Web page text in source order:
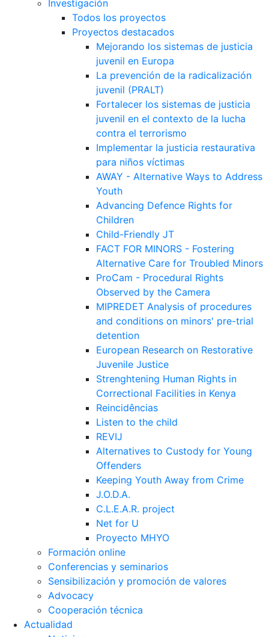
Investigación
Todos los proyectos
Proyectos destacados
Mejorando los sistemas de justicia
juvenil en Europa
La prevención de la radicalización
juvenil (PRALT)
Fortalecer los sistemas de justicia
juvenil en el contexto de la lucha
contra el terrorismo
Implementar la justicia restaurativa
para niños víctimas
AWAY - Alternative Ways to Address
Youth
Advancing Defence Rights for
Children
Child-Friendly JT
FACT FOR MINORS - Fostering
Alternative Care for Troubled Minors
ProCam - Procedural Rights
Observed by the Camera
MIPREDET Analysis of procedures
and conditions on minors' pre-trial
detention
European Research on Restorative
Juvenile Justice
Strenghtening Human Rights in
Correctional Facilities in Kenya
Reincidências
Listen to the child
REVIJ
Alternatives to Custody for Young
Offenders
Keeping Youth Away from Crime
J.O.D.A.
C.L.E.A.R. project
Net for U
Proyecto MHYO
Formación online
Conferencias y seminarios
Sensibilización y promoción de valores
Advocacy
Cooperación técnica
Actualidad